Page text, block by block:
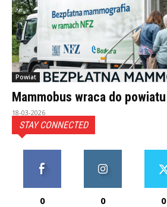
Powiat
Mammobus wraca do powiatu
18-03-2026
STAY CONNECTED
0 0 0